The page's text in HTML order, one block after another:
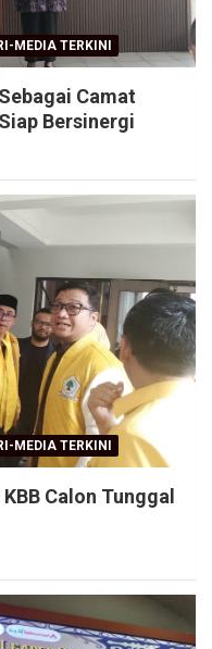
MEDIA TERKINI
Camat
Bersinergi
MEDIA TERKINI
Calon Tunggal